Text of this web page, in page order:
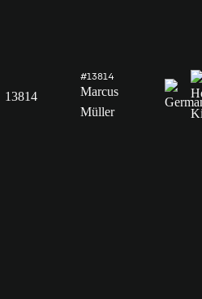
13814
#13814
Marcus
Müller